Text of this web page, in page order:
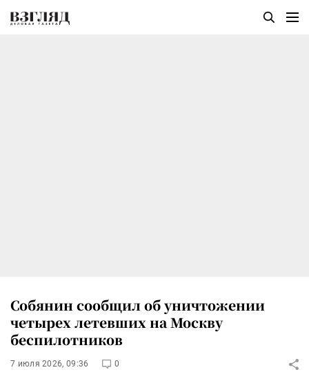
Собянин сообщил об уничтожении
четырех летевших на Москву
беспилотников
7 июля 2026, 09:36 0